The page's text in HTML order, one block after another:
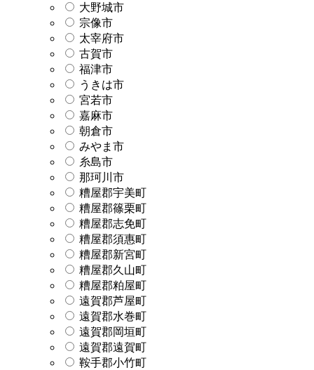
大野城市
宗像市
太宰府市
古賀市
福津市
うきは市
宮若市
嘉麻市
朝倉市
みやま市
糸島市
那珂川市
糟屋郡宇美町
糟屋郡篠栗町
糟屋郡志免町
糟屋郡須惠町
糟屋郡新宮町
糟屋郡久山町
糟屋郡粕屋町
遠賀郡芦屋町
遠賀郡水巻町
遠賀郡岡垣町
遠賀郡遠賀町
鞍手郡小竹町